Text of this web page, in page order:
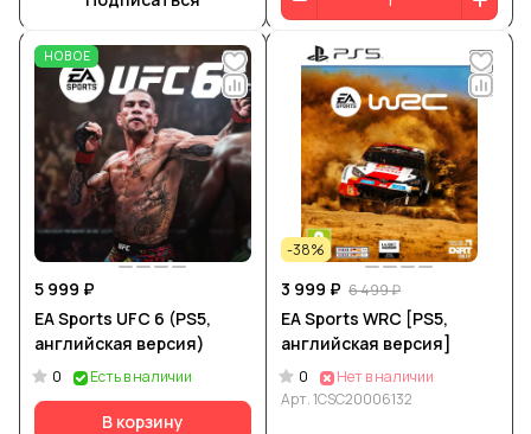
НОВОЕ
5 999 ₽
EA Sports UFC 6 (PS5,
английская версия)
0 Есть в наличии
В корзину
-38%
3 999 ₽ 6 499 ₽
EA Sports WRC [PS5,
английская версия]
0
Нет в наличии
Арт.1CSC20006132